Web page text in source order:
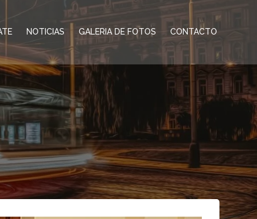
NOTICIAS GALERIA DE FOTOS CONTACTO